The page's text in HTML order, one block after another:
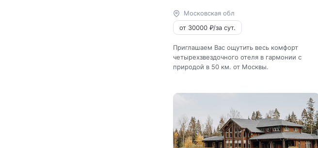
Московская обл
от 30000 ₽/за сут.
Приглашаем Вас ощутить весь комфорт
четырехзвездочного отеля в гармонии с
природой в 50 км. от Москвы.